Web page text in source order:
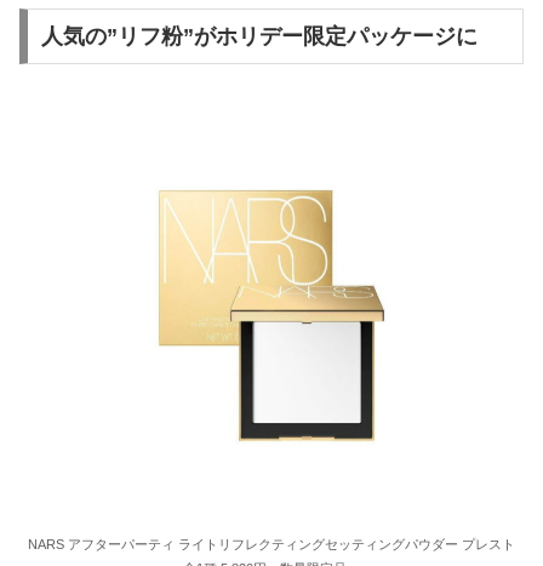
人気の”リフ粉”がホリデー限定パッケージに
NARS アフターパーティ ライトリフレクティングセッティングパウダー プレスト